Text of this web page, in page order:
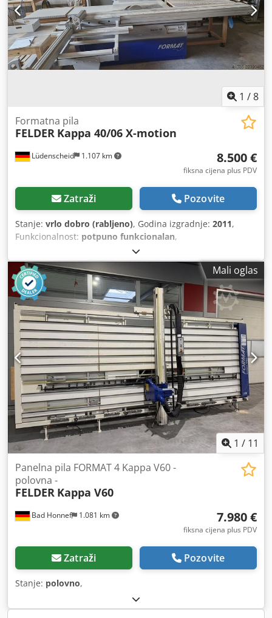
1 /8
Lüdenscheid 1.107 km
Formatna pila
FELDER Kappa 40/06 X-motion
8.500 €
fiksna cijena plus PDV
Zatraži Pozovite
Stanje: vrlo dobro (rabljeno), Godina izgradnje: 2011,
Funkcionalnost: potpuno funkcionalan,
Mali oglas
1 / 11
Bad Honnef 1.081 km
Panelna pila FORMAT 4 Kappa V60 -
polovna -
FELDER Kappa V60
7.980 €
fiksna cijena plus PDV
Zatraži Pozovite
Stanje: polovno,